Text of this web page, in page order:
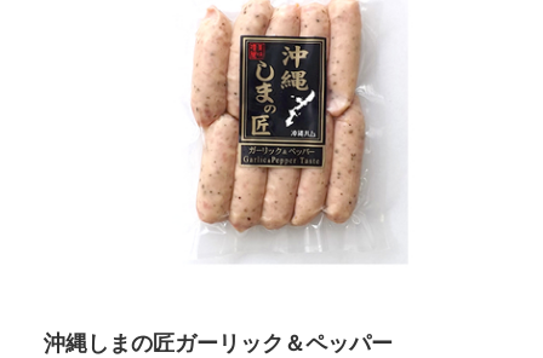
沖縄しまの匠ガーリック＆ペッパー